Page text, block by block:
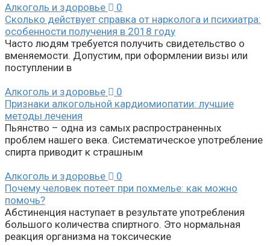
Алкоголь и здоровье
0
Сколько действует справка от нарколога и психиатра:
особенности получения в 2018 году
Часто людям требуется получить свидетельство о
вменяемости. Допустим, при оформлении визы или
поступлении в
Алкоголь и здоровье
0
Признаки алкогольной кардиомиопатии: лучшие
методы лечения
Пьянство – одна из самых распространенных
проблем нашего века. Систематическое употребление
спирта приводит к страшным
Алкоголь и здоровье
0
Почему человек потеет при похмелье: как можно
помочь?
Абстиненция наступает в результате употребления
большого количества спиртного. Это нормальная
реакция организма на токсические